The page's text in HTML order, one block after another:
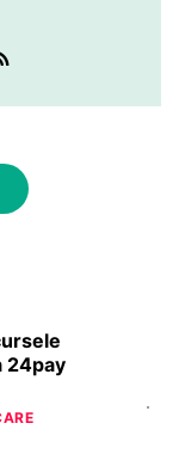
24pay